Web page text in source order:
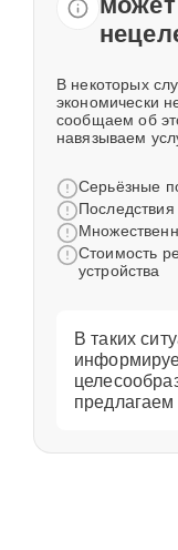
В некоторых
экономически
сообщаем об
навязываем
Серьёзные
Стоимость
устройства
В таких